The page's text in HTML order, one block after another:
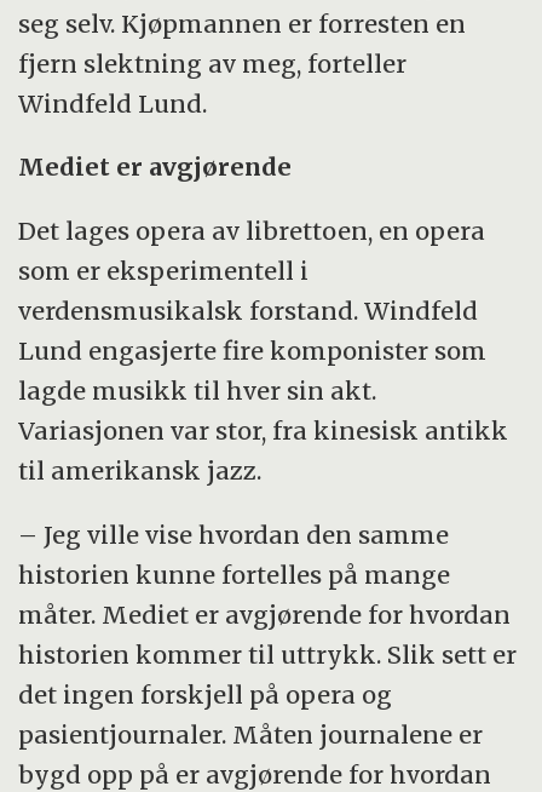
seg selv. Kjøpmannen er forresten en
fjern slektning av meg, forteller
Windfeld Lund.
Mediet er avgjørende
Det lages opera av librettoen, en opera
som er eksperimentell i
verdensmusikalsk forstand. Windfeld
Lund engasjerte fire komponister som
lagde musikk til hver sin akt.
Variasjonen var stor, fra kinesisk antikk
til amerikansk jazz.
– Jeg ville vise hvordan den samme
historien kunne fortelles på mange
måter. Mediet er avgjørende for hvordan
historien kommer til uttrykk. Slik sett er
det ingen forskjell på opera og
pasientjournaler. Måten journalene er
bygd opp på er avgjørende for hvordan